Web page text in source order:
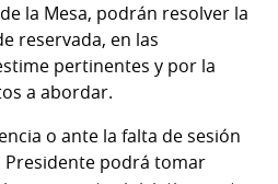
la Mesa, podrán resolver la
reservada, en las
pertinentes y por la
a abordar.
o ante la falta de sesión
Presidente podrá tomar